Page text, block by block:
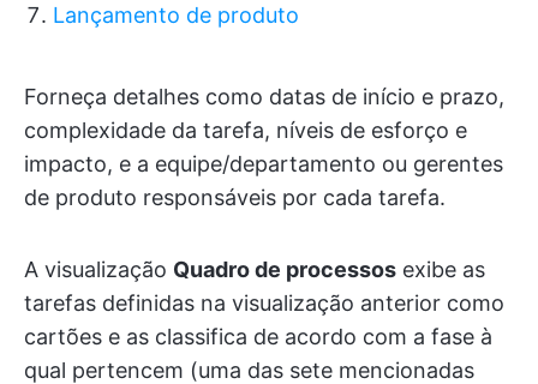
Lançamento de produto
Forneça detalhes como datas de início e prazo,
complexidade da tarefa, níveis de esforço e
impacto, e a equipe/departamento ou gerentes
de produto responsáveis por cada tarefa.
A visualização Quadro de processos exibe as
tarefas definidas na visualização anterior como
cartões e as classifica de acordo com a fase à
qual pertencem (uma das sete mencionadas